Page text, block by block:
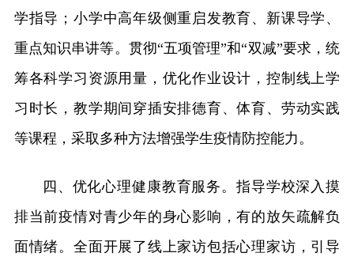
学指导；小学中高年级侧重启发教育、新课导学、
重点知识串讲等。贯彻“五项管理”和“双减”要求，统
筹各科学习资源用量，优化作业设计，控制线上学
习时长，教学期间穿插安排德育、体育、劳动实践
等课程，采取多种方法增强学生疫情防控能力。
四、优化心理健康教育服务。指导学校深入摸
排当前疫情对青少年的身心影响，有的放矢疏解负
面情绪。全面开展了线上家访包括心理家访，引导